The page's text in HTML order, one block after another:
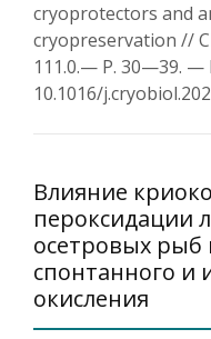
cryoprotectors and
cryopreservation //
111.0.— P. 30—39. —
10.1016/
Влияние
пероксидации
осетровых рыб
спонтанного и
окисления